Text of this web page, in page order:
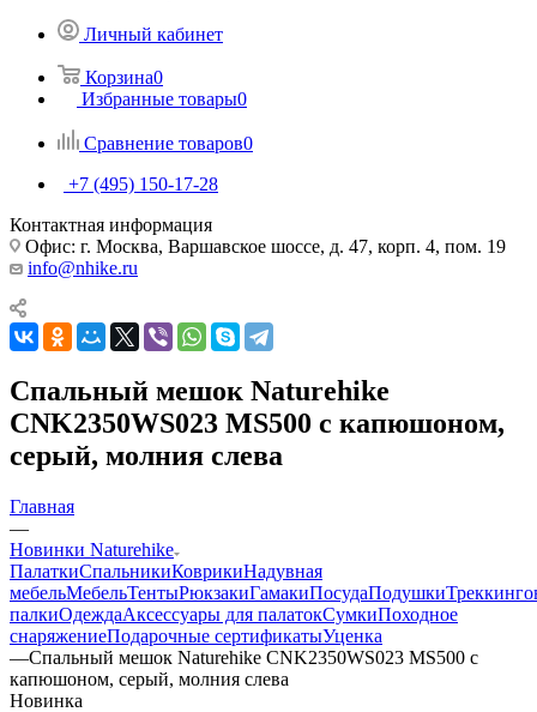
Личный кабинет
Корзина0
Избранные товары0
Сравнение товаров0
+7 (495) 150-17-28
Контактная информация
Офис: г. Москва, Варшавское шоссе, д. 47, корп. 4, пом. 19
info@nhike.ru
Спальный мешок Naturehike
CNK2350WS023 MS500 с капюшоном,
серый, молния слева
Главная
—
Новинки Naturehike
ПалаткиСпальникиКоврикиНадувная
мебельМебельТентыРюкзакиГамакиПосудаПодушки
палкиОдеждаАксессуары для палатокСумкиПоходное
снаряжениеПодарочные сертификатыУценка
—Спальный мешок Naturehike CNK2350WS023 MS500 с
капюшоном, серый, молния слева
Новинка